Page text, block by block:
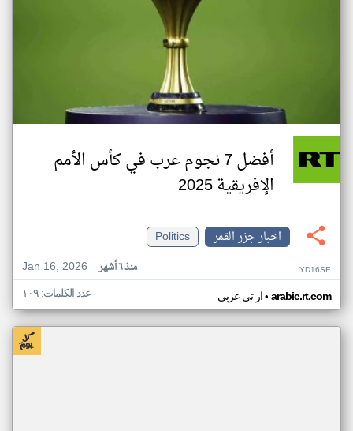
أفضل 7 نجوم عرب في كأس الأمم
الإفريقية 2025
اخبار جزر القمر
Politics
Jan 16, 2026
منذ ٦ أشهر YD16SE
ار تي عربي• arabic.rt.com عدد الكلمات: ١٠٩